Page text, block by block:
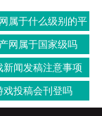
属于什么级别的平
台
网属于国家级吗
新闻发稿注意事项
戏投稿会刊登吗